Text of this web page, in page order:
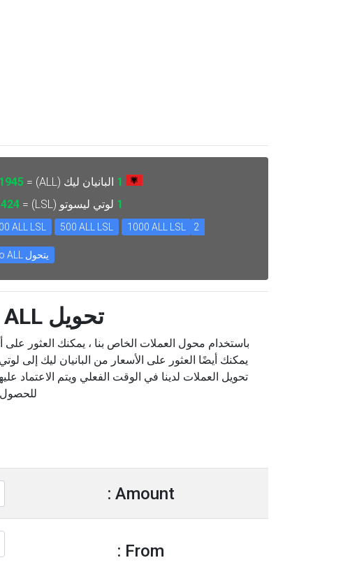
1 البانيان ليك (ALL) =
1 لوتي ليسوتو (LSL) =
2 ALL LSL
ALL LSL 500 ALL LSL 1000 ALL LSL
يتحول LSL to ALL
تحويل ALL إلى LSL
تحويل العملات لدينا في الوقت الفعلي ويتم الاعتماد
Amount :
From :